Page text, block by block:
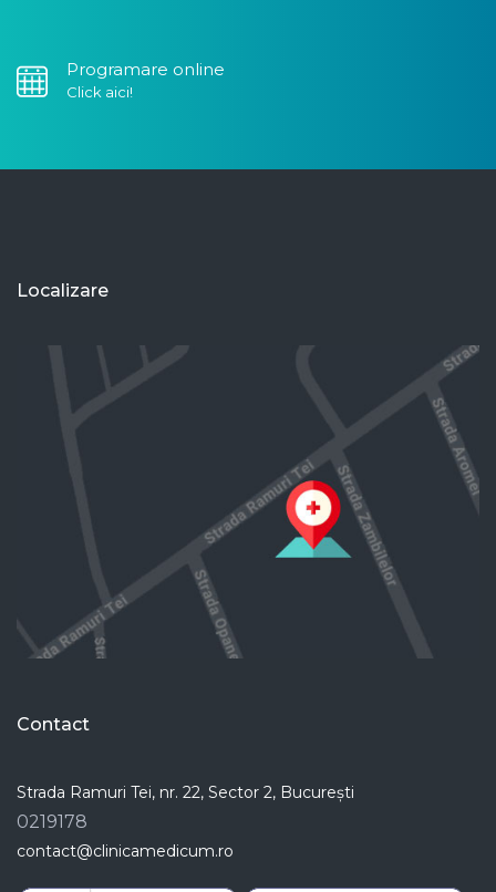
Programare online
Click aici!
Localizare
Contact
Strada Ramuri Tei, nr. 22, Sector 2, București
0219178
contact@clinicamedicum.ro